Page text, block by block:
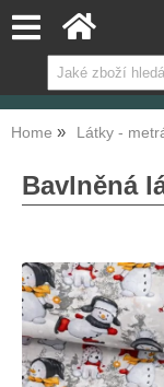
Home Látky -
Bavlněná